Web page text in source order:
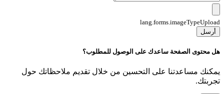
lang.forms.imageTypeUpload
أرسل
هل محتوى الصفحة ساعدك على الوصول للمطلوب؟
يمكنك مساعدتنا على التحسين من خلال تقديم ملاحظاتك حول
تجربتك.